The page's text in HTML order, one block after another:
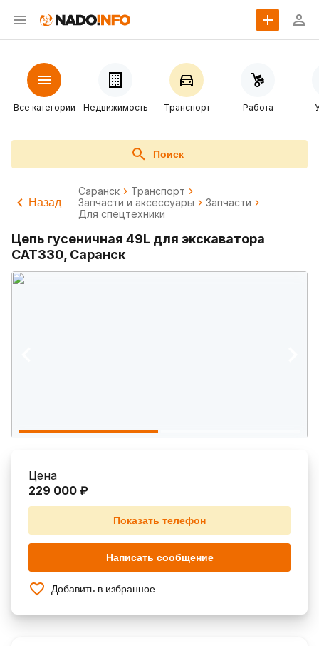
Все категории Недвижимость Транспорт Работа
Поиск
Назад
Саранск
Транспорт
Запчасти и аксессуары
Запчасти
Для спецтехники
Цепь гусеничная 49L для экскаватора
CAT330, Саранск
Цена
229 000 ₽
Показать телефон
Написать сообщение
Добавить в избранное